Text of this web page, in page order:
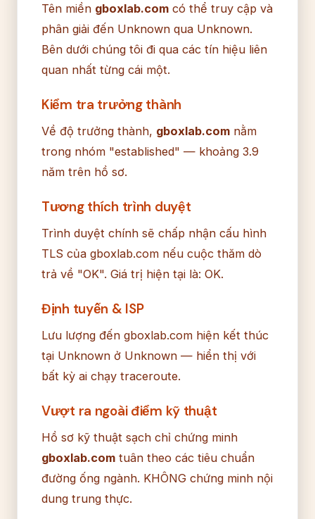
Tên miền gboxlab.com có thể truy cập và
phân giải đến Unknown qua Unknown.
Bên dưới chúng tôi đi qua các tín hiệu liên
quan nhất từng cái một.
Kiểm tra trưởng thành
Về độ trưởng thành, gboxlab.com nằm
trong nhóm "established" — khoảng 3.9
năm trên hồ sơ.
Tương thích trình duyệt
Trình duyệt chính sẽ chấp nhận cấu hình
TLS của gboxlab.com nếu cuộc thăm dò
trả về "OK". Giá trị hiện tại là: OK.
Định tuyến & ISP
Lưu lượng đến gboxlab.com hiện kết thúc
tại Unknown ở Unknown — hiển thị với
bất kỳ ai chạy traceroute.
Vượt ra ngoài điểm kỹ thuật
Hồ sơ kỹ thuật sạch chỉ chứng minh
gboxlab.com tuân theo các tiêu chuẩn
đường ống ngành. KHÔNG chứng minh nội
dung trung thực.